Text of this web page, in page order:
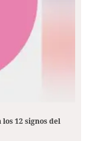
12 signos del